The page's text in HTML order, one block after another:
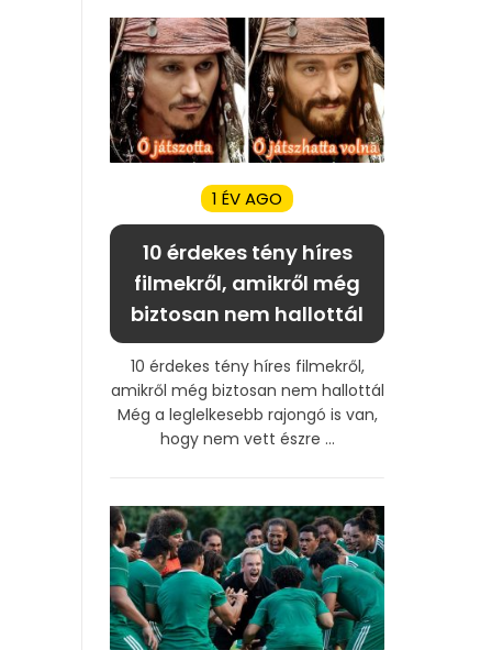
1 ÉV AGO
10 érdekes tény híres
filmekről, amikről még
biztosan nem hallottál
10 érdekes tény híres filmekről,
amikről még biztosan nem hallottál
Még a leglelkesebb rajongó is van,
hogy nem vett észre ...